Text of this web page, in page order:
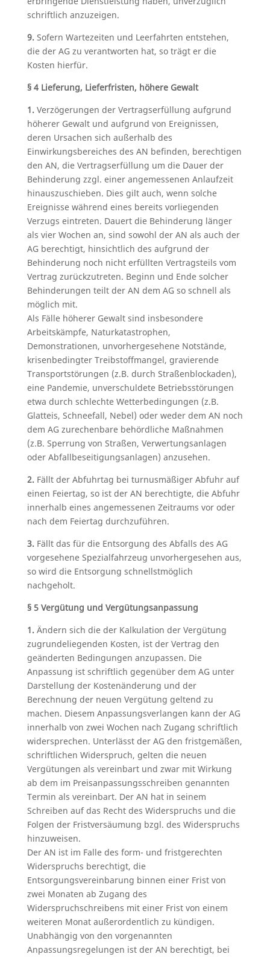
schriftlich anzuzeigen.
9.Sofern Wartezeiten und Leerfahrten entstehen,
die der AG zu verantworten hat, so trägt er die
Kosten hierfür.
§ 4 Lieferung, Lieferfristen, höhere Gewalt
1.Verzögerungen der Vertragserfüllung aufgrund
höherer Gewalt und aufgrund von Ereignissen,
deren Ursachen sich außerhalb des
Einwirkungsbereiches des AN befinden, berechtigen
den AN, die Vertragserfüllung um die Dauer der
Behinderung zzgl. einer angemessenen Anlaufzeit
hinauszuschieben. Dies gilt auch, wenn solche
Ereignisse während eines bereits vorliegenden
Verzugs eintreten. Dauert die Behinderung länger
als vier Wochen an, sind sowohl der AN als auch der
AG berechtigt, hinsichtlich des aufgrund der
Behinderung noch nicht erfüllten Vertragsteils vom
Vertrag zurückzutreten. Beginn und Ende solcher
Behinderungen teilt der AN dem AG so schnell als
möglich mit.
Als Fälle höherer Gewalt sind insbesondere
Arbeitskämpfe, Naturkatastrophen,
Demonstrationen, unvorhergesehene Notstände,
krisenbedingter Treibstoffmangel, gravierende
Transportstörungen (z.B. durch Straßenblockaden),
eine Pandemie, unverschuldete Betriebsstörungen
etwa durch schlechte Wetterbedingungen (z.B.
Glatteis, Schneefall, Nebel) oder weder dem AN noch
dem AG zurechenbare behördliche Maßnahmen
(z.B. Sperrung von Straßen, Verwertungsanlagen
oder Abfallbeseitigungsanlagen) anzusehen.
2.Fällt der Abfuhrtag bei turnusmäßiger Abfuhr auf
einen Feiertag, so ist der AN berechtigte, die Abfuhr
innerhalb eines angemessenen Zeitraums vor oder
nach dem Feiertag durchzuführen.
3.Fällt das für die Entsorgung des Abfalls des AG
vorgesehene Spezialfahrzeug unvorhergesehen aus,
so wird die Entsorgung schnellstmöglich
nachgeholt.
§ 5 Vergütung und Vergütungsanpassung
1.Ändern sich die der Kalkulation der Vergütung
zugrundeliegenden Kosten, ist der Vertrag den
geänderten Bedingungen anzupassen. Die
Anpassung ist schriftlich gegenüber dem AG unter
Darstellung der Kostenänderung und der
Berechnung der neuen Vergütung geltend zu
machen. Diesem Anpassungsverlangen kann der AG
innerhalb von zwei Wochen nach Zugang schriftlich
widersprechen. Unterlässt der AG den fristgemäßen,
schriftlichen Widerspruch, gelten die neuen
Vergütungen als vereinbart und zwar mit Wirkung
ab dem im Preisanpassungsschreiben genannten
Termin als vereinbart. Der AN hat in seinem
Schreiben auf das Recht des Widerspruchs und die
Folgen der Fristversäumung bzgl. des Widerspruchs
hinzuweisen.
Der AN ist im Falle des form- und fristgerechten
Widerspruchs berechtigt, die
Entsorgungsvereinbarung binnen einer Frist von
zwei Monaten ab Zugang des
Widerspruchschreibens mit einer Frist von einem
weiteren Monat außerordentlich zu kündigen.
Unabhängig von den vorgenannten
Anpassungsregelungen ist der AN berechtigt, bei